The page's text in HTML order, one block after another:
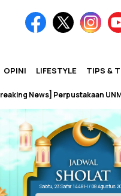
OPINI LIFESTYLE TIPS &
News] Perpustakaan UNM
Sabtu, 23 Safar 1448 H / 08 Agustus